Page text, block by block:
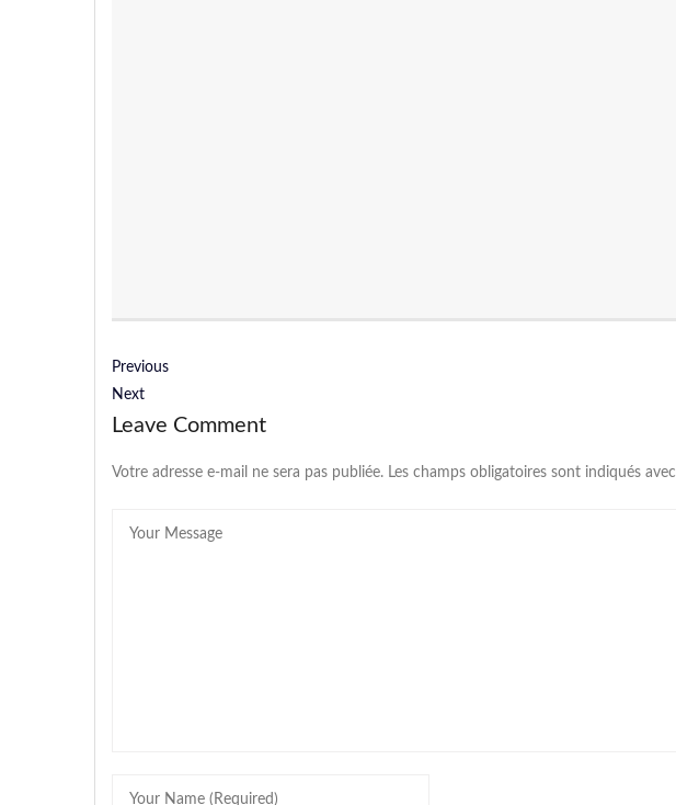
Previous
Next
Leave Comment
Votre adresse e-mail ne sera pas publiée. Les champs obligatoires sont indiqués avec